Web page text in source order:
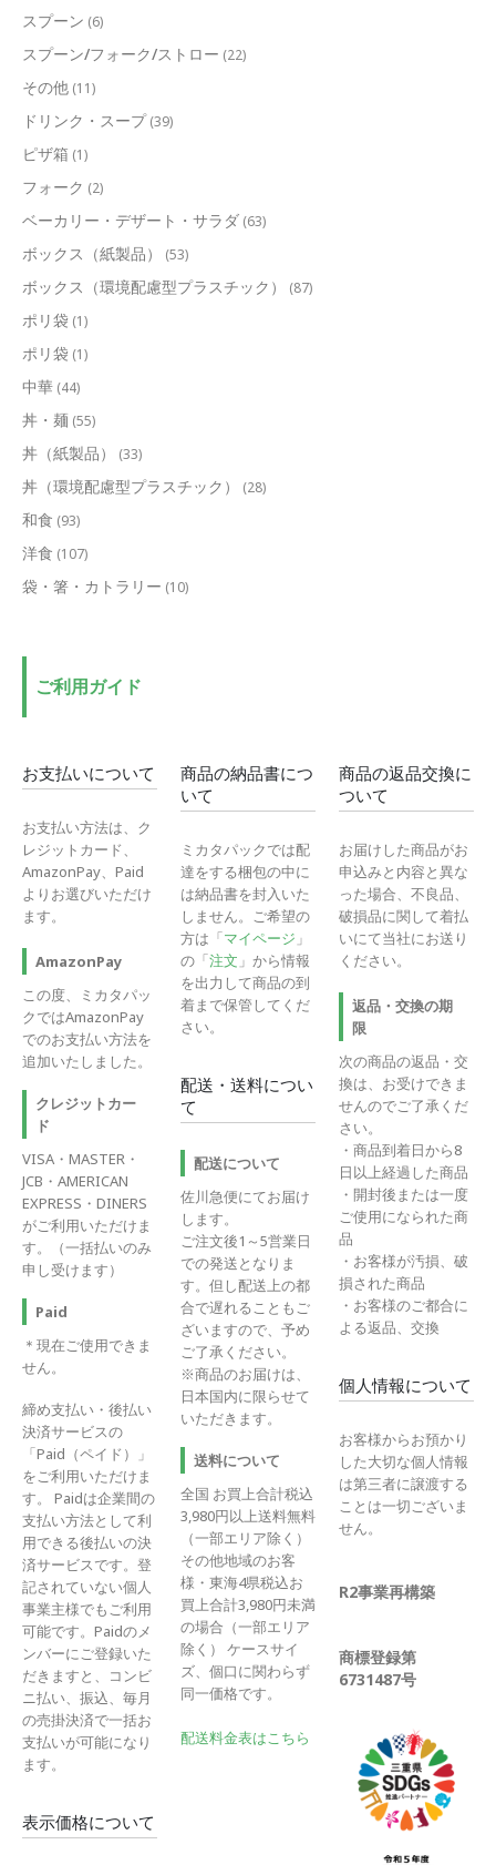
スプーン (6)
スプーン/フォーク/ストロー (22)
その他 (11)
ドリンク・スープ (39)
ピザ箱 (1)
フォーク (2)
ベーカリー・デザート・サラダ (63)
ボックス（紙製品） (53)
ボックス（環境配慮型プラスチック） (87)
ポリ袋 (1)
ポリ袋 (1)
中華 (44)
丼・麺 (55)
丼（紙製品） (33)
丼（環境配慮型プラスチック） (28)
和食 (93)
洋食 (107)
袋・箸・カトラリー (10)
ご利用ガイド
お支払いについて
お支払い方法は、ク
レジットカード、
AmazonPay、Paid
よりお選びいただけ
ます。
AmazonPay
この度、ミカタパッ
クではAmazonPay
でのお支払い方法を
追加いたしました。
クレジットカー
ド
VISA・MASTER・
JCB・AMERICAN
EXPRESS・DINERS
がご利用いただけま
す。（一括払いのみ
申し受けます）
Paid
＊現在ご使用できま
せん。
締め支払い・後払い
決済サービスの
「Paid（ペイド）」
をご利用いただけま
す。 Paidは企業間の
支払い方法として利
用できる後払いの決
済サービスです。登
記されていない個人
事業主様でもご利用
可能です。Paidのメ
ンバーにご登録いた
だきますと、コンビ
ニ払い、振込、毎月
の売掛決済で一括お
支払いが可能になり
ます。
表示価格について
商品の納品書につ
いて
ミカタパックでは配
達をする梱包の中に
は納品書を封入いた
しません。ご希望の
方は「マイページ 」
の「注文 」から情報
を出力して商品の到
着まで保管してくだ
さい。
配送・送料につい
て
配送について
佐川急便にてお届け
します。
ご注文後1～5営業日
での発送となりま
す。但し配送上の都
合で遅れることもご
ざいますので、予め
ご了承ください。
※商品のお届けは、
日本国内に限らせて
いただきます。
送料について
全国 お買上合計税込
3,980円以上送料無料
（一部エリア除く）
その他地域のお客
様・東海4県税込お
買上合計3,980円未満
の場合（一部エリア
除く） ケースサイ
ズ、個口に関わらず
同一価格です。
配送料金表はこちら
商品の返品交換に
ついて
お届けした商品がお
申込みと内容と異な
った場合、不良品、
破損品に関して着払
いにて当社にお送り
ください。
返品・交換の期
限
次の商品の返品・交
換は、お受けできま
せんのでご了承くだ
さい。
・商品到着日から8
日以上経過した商品
・開封後または一度
ご使用になられた商
品
・お客様が汚損、破
損された商品
・お客様のご都合に
よる返品、交換
個人情報について
お客様からお預かり
した大切な個人情報
は第三者に譲渡する
ことは一切ございま
せん。
R2事業再構築
商標登録第
6731487号